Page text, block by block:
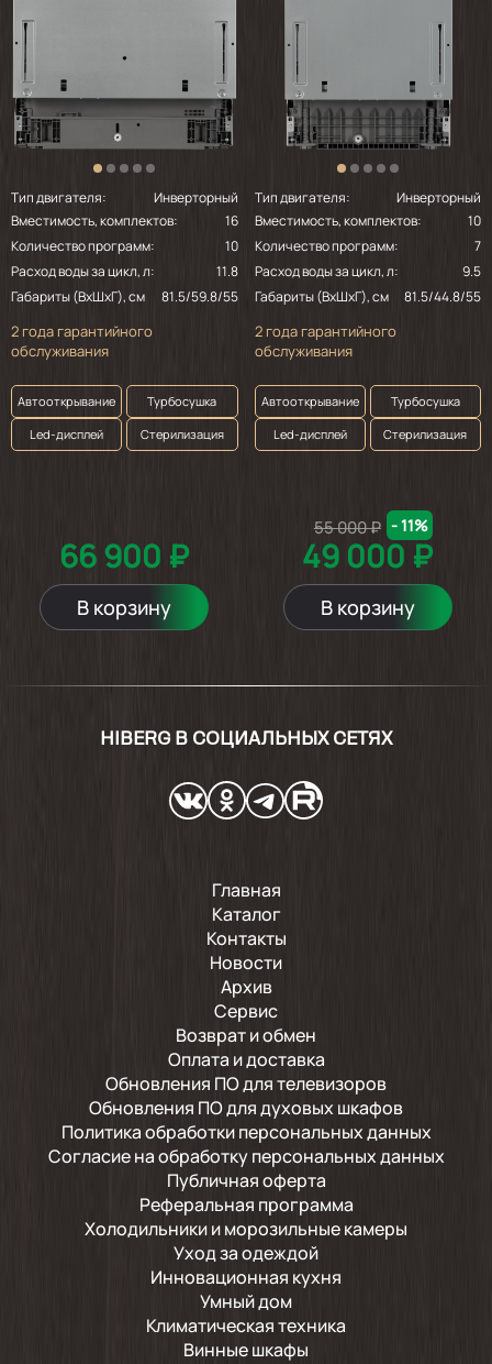
верхнюю крышку. Но кухонный плинтус
(или как он называется), конечно, надо
будет подпилить, он не влезет.
Тип двигателя:
Инверторный
Вместимость, комплектов:
16
Количество программ:
10
Расход воды за цикл, л:
11.8
Габариты (ВхШхГ), см
81.5/59.8/55
2 года гарантийного
обслуживания
Автооткрывание
Турбосушка
Led-дисплей
Стерилизация
66 900 ₽
В корзину
Тип двигателя:
Инверторный
Вместимость, комплектов:
10
Количество программ:
7
Расход воды за цикл, л:
9.5
Габариты (ВхШхГ), см
81.5/44.8/55
2 года гарантийного
обслуживания
Автооткрывание
Турбосушка
Led-дисплей
Стерилизация
49 000 ₽
55 000 ₽ - 11%
В корзину
HIBERG В СОЦИАЛЬНЫХ СЕТЯХ
Главная
Каталог
Контакты
Новости
Архив
Сервис
Возврат и обмен
Оплата и доставка
Обновления ПО для телевизоров
Обновления ПО для духовых шкафов
Политика обработки персональных данных
Согласие на обработку персональных данных
Публичная оферта
Реферальная программа
Холодильники и морозильные камеры
Уход за одеждой
Инновационная кухня
Умный дом
Климатическая техника
Винные шкафы